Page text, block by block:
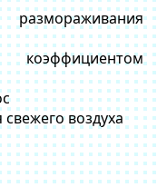
размораживания
воздуха